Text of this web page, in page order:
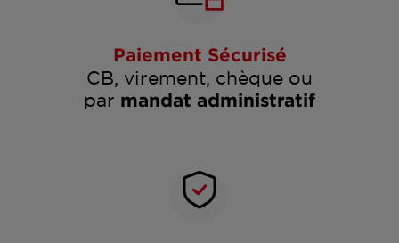
Paiement Sécurisé
CB, virement, chèque ou
par mandat administratif